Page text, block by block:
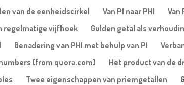
van de eenheidscirkel
Van PI naar PHI Van
regelmatige vijfhoek
Gulden getal als
Benadering van PHI met behulp van PI
(from quora.com)
Het product van de
Twee eigenschappen van priemgetallen